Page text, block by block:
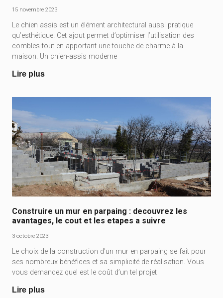
15 novembre 2023
Le chien assis est un élément architectural aussi pratique
qu’esthétique. Cet ajout permet d’optimiser l’utilisation des
combles tout en apportant une touche de charme à la
maison. Un chien-assis moderne
Lire plus
Construire un mur en parpaing : decouvrez les
avantages, le cout et les etapes a suivre
3 octobre 2023
Le choix de la construction d’un mur en parpaing se fait pour
ses nombreux bénéfices et sa simplicité de réalisation. Vous
vous demandez quel est le coût d’un tel projet
Lire plus